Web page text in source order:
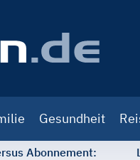
Gesundheit
Abonnement: